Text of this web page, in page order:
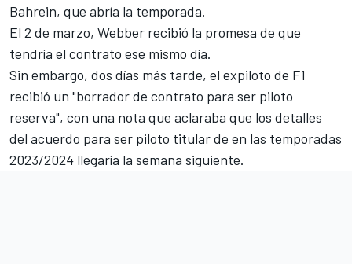
Bahrein, que abría la temporada.
El 2 de marzo, Webber recibió la promesa de que
tendría el contrato ese mismo día.
Sin embargo, dos días más tarde, el expiloto de F1
recibió un "borrador de contrato para ser piloto
reserva", con una nota que aclaraba que los detalles
del acuerdo para ser piloto titular de en las temporadas
2023/2024 llegaría la semana siguiente.